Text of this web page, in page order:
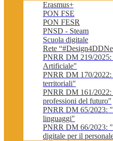
Erasmus+
PON FSE
PON FESR
PNSD - Steam
Scuola digitale
Rete
PNRR DM 219/
Artificiale"
PNRR DM 170/2022:
territoriali"
PNRR DM 161/2022:
professioni del futuro"
PNRR DM 65/2023:
linguaggi"
PNRR DM 66/2023:
digitale per il